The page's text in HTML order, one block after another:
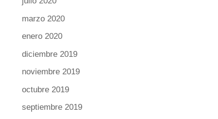
marzo 2020
enero 2020
diciembre 2019
noviembre 2019
octubre 2019
septiembre 2019